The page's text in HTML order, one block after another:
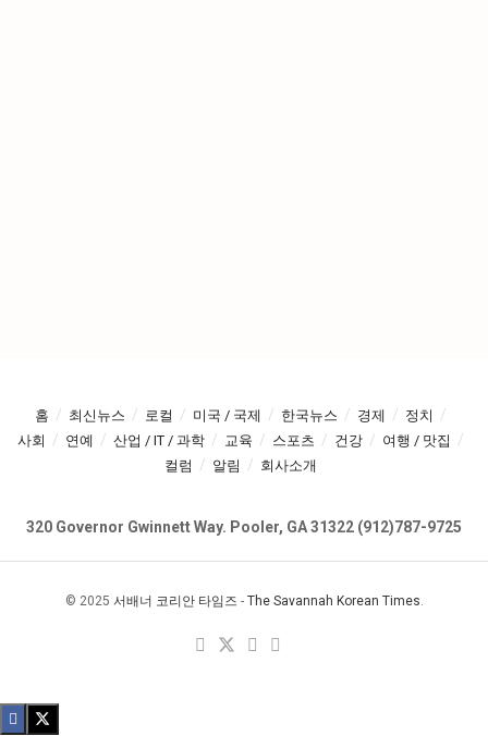
홈 최신뉴스 로컬 미국 / 국제 한국뉴스 경제
정치
사회
연예 산업 / IT / 과학 교육 스포츠 건강
여행 / 맛집
컬럼
알림 회사소개
320 Governor Gwinnett Way. Pooler, GA 31322 (912)787-9725
© 2025 서배너 코리안 타임즈 - The Savannah Korean Times